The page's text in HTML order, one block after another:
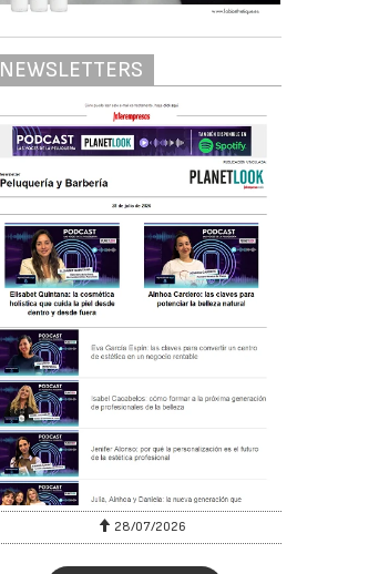
NEWSLETTERS
28/07/2026